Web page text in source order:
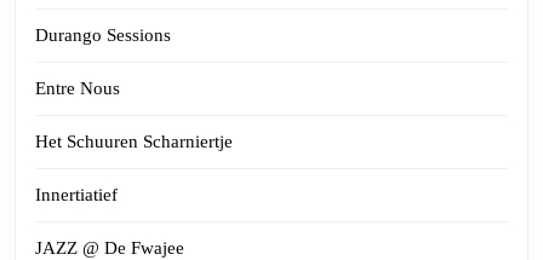
Durango Sessions
Entre Nous
Het Schuuren Scharniertje
Innertiatief
JAZZ @ De Fwajee